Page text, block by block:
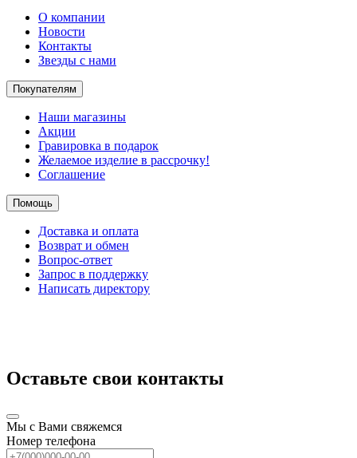
О компании
Новости
Контакты
Звезды с нами
Покупателям
Наши магазины
Акции
Гравировка в подарок
Желаемое изделие в рассрочку!
Соглашение
Помощь
Доставка и оплата
Возврат и обмен
Вопрос-ответ
Запрос в поддержку
Написать директору
Оставьте свои контакты
Мы с Вами свяжемся
Номер телефона